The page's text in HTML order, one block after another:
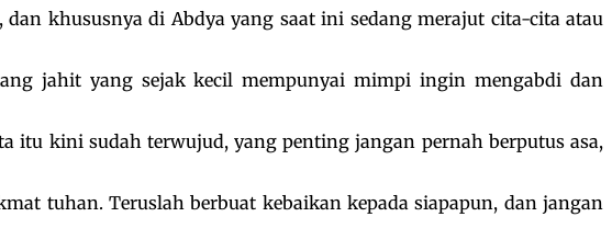
khususnya di Abdya yang saat ini sedang merajut cita-cita atau
jahit yang sejak kecil mempunyai mimpi ingin mengabdi dan
itu kini sudah terwujud, yang penting jangan pernah berputus asa,
tuhan. Teruslah berbuat kebaikan kepada siapapun, dan jangan